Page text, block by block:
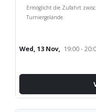
Ermöglicht die Zufahrt
Turniergelände.
Wed, 13 Nov, 19:00 -